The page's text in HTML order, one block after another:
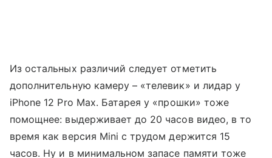
Из остальных различий следует отметить
дополнительную камеру – «телевик» и лидар у
iPhone 12 Pro Max. Батарея у «прошки» тоже
помощнее: выдерживает до 20 часов видео, в то
время как версия Mini с трудом держится 15
часов. Ну и в минимальном запасе памяти тоже